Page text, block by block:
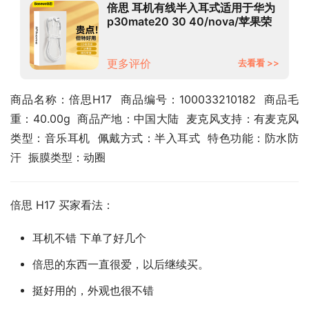
倍思 耳机有线半入耳式适用于华为
p30mate20 30 40/nova/苹果荣
更多评价
去看看 >>
商品名称：倍思H17  商品编号：100033210182  商品毛
重：40.00g  商品产地：中国大陆  麦克风支持：有麦克风
类型：音乐耳机  佩戴方式：半入耳式  特色功能：防水防
汗  振膜类型：动圈
倍思 H17 买家看法：
耳机不错 下单了好几个
倍思的东西一直很爱，以后继续买。
挺好用的，外观也很不错